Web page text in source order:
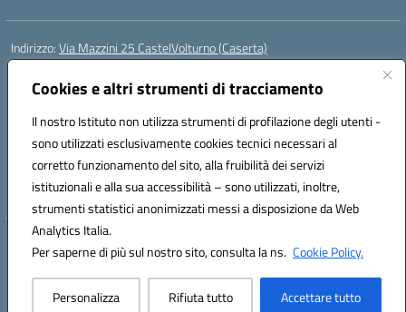
Cookies e altri strumenti di tracciamento
Il nostro Istituto non utilizza strumenti di profilazione degli utenti -
sono utilizzati esclusivamente cookies tecnici necessari al
corretto funzionamento del sito, alla fruibilità dei servizi
istituzionali e alla sua accessibilità – sono utilizzati, inoltre,
strumenti statistici anonimizzati messi a disposizione da Web
Analytics Italia.
Per saperne di più sul nostro sito, consulta la ns. Cookie Policy.
Personalizza Rifiuta tutto Accettare tutto
Indirizzo:Via Mazzini 25 CastelVolturno (Caserta)
Centralino:
Posta elettronica certificata (PEC):ceis014005@pec.istruzione.it
Codice fiscale: 93063510619
Codice meccanografico:CEIS014005
Codice Indice delle Pubbliche Amministrazioni (IPA): istsc_ceis014005
Codice unico di fatturazione (CUF): UOU8EW
Hosting & Powered by 3D Solution S.r.l.
Concept & Design by Designers Italia